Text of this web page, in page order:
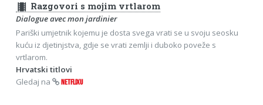
theaters Razgovori s mojim vrtlarom
Dialogue avec mon jardinier
Pariški umjetnik kojemu je dosta svega vrati se u svoju seosku
kuću iz djetinjstva, gdje se vrati zemlji i duboko poveže s
vrtlarom.
Hrvatski titlovi
Gledaj na
NETFLIXU